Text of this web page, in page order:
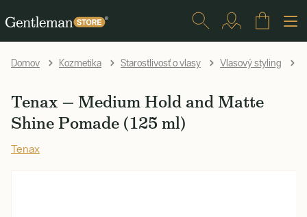
Domov Kozmetika Starostlivosť o vlasy Vlasový styling
Tenax — Medium Hold and Matte
Shine Pomade (125 ml)
Tenax